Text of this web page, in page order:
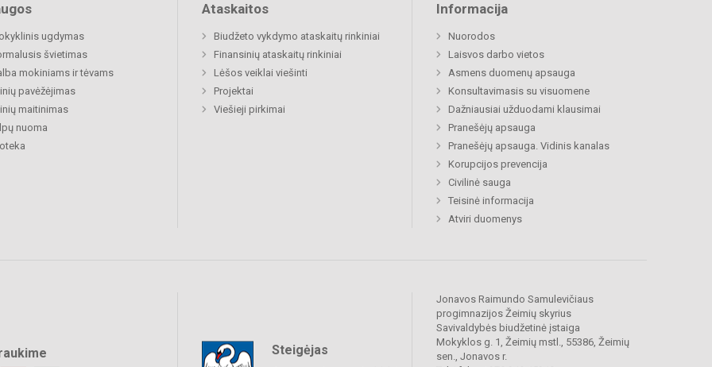
ugdymas
švietimas
mokiniams ir tėvams
pavėžėjimas
maitinimas
nuoma
Ataskaitos
Biudžeto vykdymo ataskaitų rinkiniai
Finansinių ataskaitų rinkiniai
Lėšos veiklai viešinti
Projektai
Viešieji pirkimai
Informacija
Nuorodos
Laisvos darbo vietos
Asmens duomenų apsauga
Konsultavimasis su visuomene
Dažniausiai užduodami klausimai
Pranešėjų apsauga
Pranešėjų apsauga. Vidinis kanalas
Korupcijos prevencija
Civilinė sauga
Teisinė informacija
Atviri duomenys
Steigėjas
Jonavos Raimundo Samulevičiaus
progimnazijos Žeimių skyrius
Savivaldybės biudžetinė įstaiga
Mokyklos g. 1, Žeimių mstl., 55386, Žeimių
sen., Jonavos r.